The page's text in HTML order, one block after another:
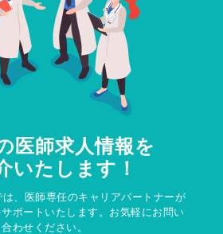
医師求人情報を
いたします！
、医師専任のキャリアパートナーが
ポートいたします。お気軽にお問い
合わせください。